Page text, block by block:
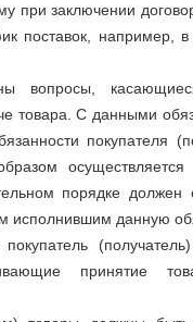
при заключении
поставок, например,
вопросы,
товара. С данными
покупателя
осуществляется
порядке должен
исполнившим данную
принятие